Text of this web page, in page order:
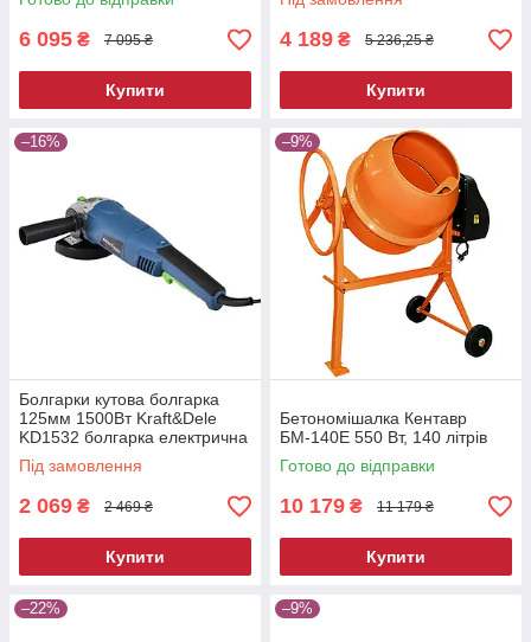
6 095 ₴ 7 095 ₴
Купити
4 189 ₴ 5 236,25 ₴
Купити
–16%
Болгарки кутова болгарка
125мм 1500Вт Kraft&Dele
KD1532 болгарка електрична
Під замовлення
2 069 ₴ 2 469 ₴
Купити
–9%
Бетономішалка Кентавр
БМ-140Е 550 Вт, 140 літрів
Готово до відправки
10 179 ₴ 11 179 ₴
Купити
–22% –9%